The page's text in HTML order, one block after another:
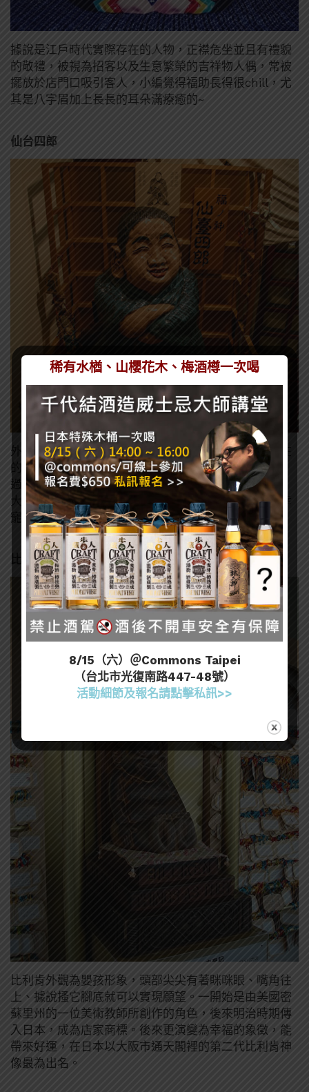
據說是江戶時代實際存在的人物，正襟危坐並且有禮貌
的敬禮，被視為招客以及生意繁榮的吉祥物人偶，常被
擺放於店門口吸引客人，小編覺得福助長得很chill，尤
其是八字眉加上長長的耳朵滿療癒的~
仙台四郎
外觀為一位跪坐面容笑呵呵的男子，這也是個實際存在
的人物(從江戶到明治時代)，據說只要是仙台四郎造訪
過的店家都會生意興隆，因此被店家當作福神來祭拜，
大概就像米其林寶寶在台灣的概念，只要能得到寶寶幸
寵的店家，都會變成預約困難店(？
比利肯
比利肯外觀為嬰孩形象，頭部尖尖有著眯咪眼、嘴角往
上、據說搔它腳底就可以實現願望。一開始是由美國密
蘇里州的一位美術教師所創作的角色，後來明治時期傳
入日本，成為店家商標。後來更演變為幸福的象徵，能
帶來好運，在日本以大阪市通天閣裡的第二代比利肯神
像最為出名。
稀有水楢、山櫻花木、梅酒樽一次喝
8/15（六）＠Commons Taipei
（台北市光復南路447-48號）
活動細節及報名請點擊私訊>>